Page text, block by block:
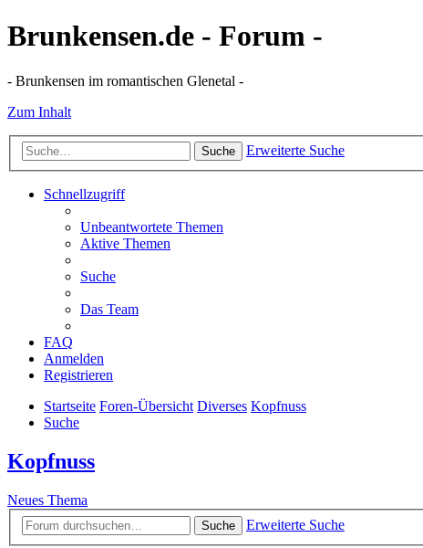
Brunkensen.de - Forum -
- Brunkensen im romantischen Glenetal -
Zum Inhalt
Suche Erweiterte Suche
Schnellzugriff
Unbeantwortete Themen
Aktive Themen
Suche
Das Team
FAQ
Anmelden
Registrieren
Startseite Foren-Übersicht Diverses Kopfnuss
Suche
Kopfnuss
Neues Thema
Suche
Erweiterte Suche